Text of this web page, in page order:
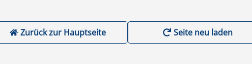
Zurück zur Hauptseite Seite neu laden